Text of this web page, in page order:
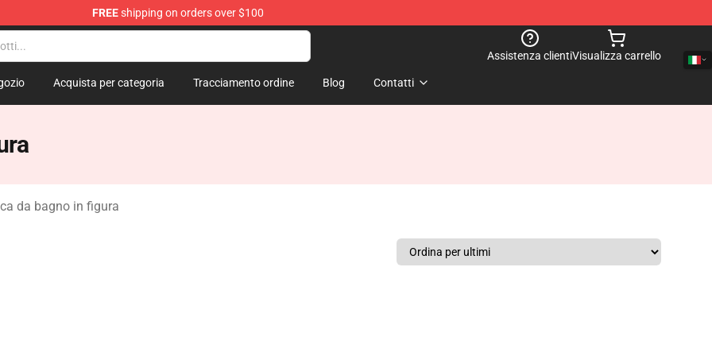
FREEshipping on orders over $100
Assistenza clientiVisualizza carrello
Acquista per categoria Tracciamento ordine Blog Contatti
da bagno in figura